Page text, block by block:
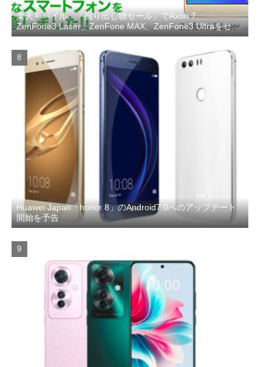
楽天モバイル、「掘り出し物セール」でAxon 7、
ZenFone3 Laser、ZenFone MAX、ZenFone3 Ultraをセー
ル
Huawei Japan「honor 8」のAndroid7.0へのアップデート
開始を予告